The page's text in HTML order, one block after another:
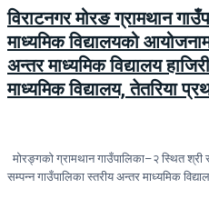
विराटनगर मोरङ ग्रामथान
माध्यमिक विद्यालयको
अन्तर माध्यमिक विद्यालय
माध्यमिक विद्यालय, तेतरिया
मोरङ्गकाे ग्रामथान गाउँपालिका–२ स्थित श्री
सम्पन्न गाउँपालिका स्तरीय अन्तर माध्यमिक